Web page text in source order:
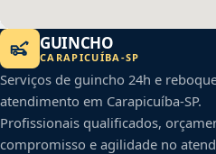
GUINCHO
CARAPICUÍBA -SP
Serviços de guincho 24h e
atendimento em Carapicuíba-SP.
Profissionais qualificados,
compromisso e agilidade no